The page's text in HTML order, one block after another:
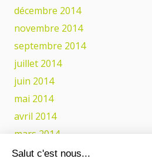
Salut c'est nous...
décembre 2014
novembre 2014
septembre 2014
juillet 2014
juin 2014
mai 2014
avril 2014
mars 2014
février 2014